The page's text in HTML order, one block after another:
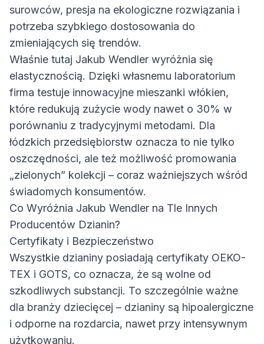
surowców, presja na ekologiczne rozwiązania i
potrzeba szybkiego dostosowania do
zmieniających się trendów.
Właśnie tutaj Jakub Wendler wyróżnia się
elastycznością. Dzięki własnemu laboratorium
firma testuje innowacyjne mieszanki włókien,
które redukują zużycie wody nawet o 30% w
porównaniu z tradycyjnymi metodami. Dla
łódzkich przedsiębiorstw oznacza to nie tylko
oszczędności, ale też możliwość promowania
„zielonych” kolekcji – coraz ważniejszych wśród
świadomych konsumentów.
Co Wyróżnia Jakub Wendler na Tle Innych
Producentów Dzianin?
Certyfikaty i Bezpieczeństwo
Wszystkie dzianiny posiadają certyfikaty OEKO-
TEX i GOTS, co oznacza, że są wolne od
szkodliwych substancji. To szczególnie ważne
dla branży dziecięcej – dzianiny są hipoalergiczne
i odporne na rozdarcia, nawet przy intensywnym
użytkowaniu.